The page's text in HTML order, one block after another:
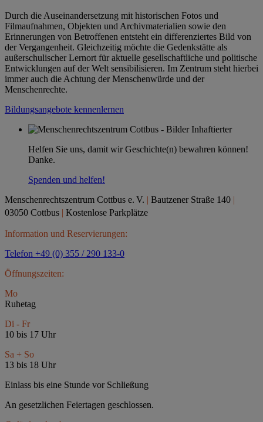
Durch die Auseinandersetzung mit historischen Fotos und
Filmaufnahmen, Objekten und Archivmaterialien sowie den
Erinnerungen von Betroffenen entsteht ein differenziertes Bild von
der Vergangenheit. Gleichzeitig möchte die Gedenkstätte als
außerschulischer Lernort für aktuelle gesellschaftliche und politische
Entwicklungen auf der Welt sensibilisieren. Im Zentrum steht hierbei
immer auch die Achtung der Menschenwürde und der
Menschenrechte.
Bildungsangebote kennenlernen
Helfen Sie uns, damit wir Geschichte(n) bewahren können!
Danke.
Spenden und helfen!
Menschenrechtszentrum Cottbus e. V. | Bautzener Straße 140 |
03050 Cottbus | Kostenlose Parkplätze
Information und Reservierungen:
Telefon +49 (0) 355 / 290 133-0
Öffnungszeiten:
Mo
Ruhetag
Di - Fr
10 bis 17 Uhr
Sa + So
13 bis 18 Uhr
Einlass bis eine Stunde vor Schließung
An gesetzlichen Feiertagen geschlossen.